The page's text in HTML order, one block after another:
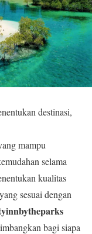
destinasi,
mampu
selama
kualitas
sesuai dengan
bagi siapa